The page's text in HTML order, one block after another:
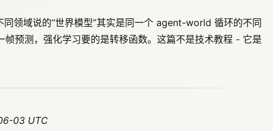
领域说的“世界模型”其实是同一个 agent-world 循环的不同
预测，强化学习要的是转移函数。这篇不是技术教程 - 它是
03 UTC